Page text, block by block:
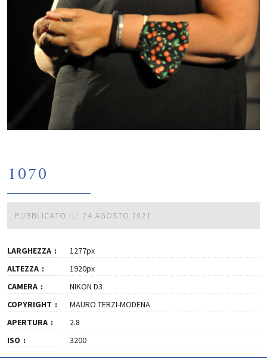
1070
PUBBLICATO IL: 24 AGOSTO 2021
LARGHEZZA
1277px
ALTEZZA
1920px
CAMERA
NIKON D3
COPYRIGHT
MAURO TERZI-MODENA
APERTURA
2.8
ISO
3200